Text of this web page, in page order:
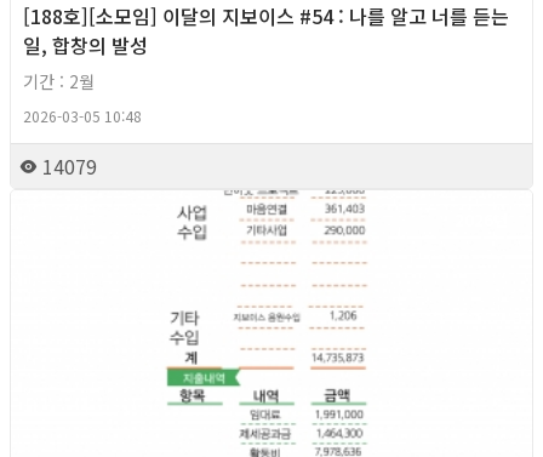
[188호][소모임] 이달의 지보이스 #54 : 나를 알고 너를 듣는
일, 합창의 발성
기간 : 2월
2026-03-05 10:48
14079